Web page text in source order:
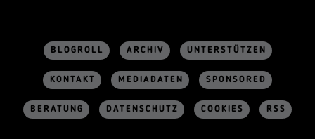
BLOGROLL ARCHIV UNTERSTÜTZEN
KONTAKT MEDIADATEN SPONSORED
BERATUNG DATENSCHUTZ COOKIES RSS